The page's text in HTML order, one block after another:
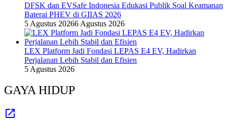
DFSK dan EVSafe Indonesia Edukasi Publik Soal Keamanan
Baterai PHEV di GIIAS 2026
5 Agustus 20266 Agustus 2026
LEX Platform Jadi Fondasi LEPAS E4 EV, Hadirkan
Perjalanan Lebih Stabil dan Efisien
5 Agustus 2026
GAYA HIDUP